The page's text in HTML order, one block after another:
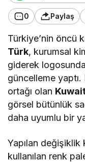
0 Paylaş
Türkiye’nin öncü
Türk, kurumsal
giderek
güncelleme
ortağı olan
görsel bütünlük
daha uyumlu bir
​Yapılan değişiklik
kullanılan renk